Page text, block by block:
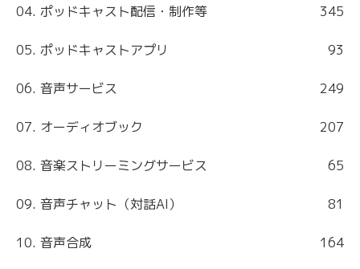
04. ポッドキャスト配信・制作等 345
05. ポッドキャストアプリ 93
06. 音声サービス 249
07. オーディオブック 207
08. 音楽ストリーミングサービス 65
09. 音声チャット（対話AI） 81
10. 音声合成 164